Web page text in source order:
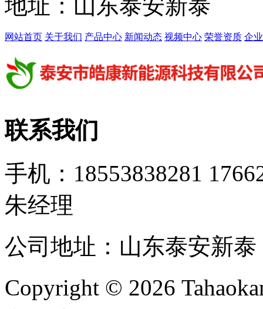
地址：山东泰安新泰
网站首页 关于我们 产品中心 新闻动态 视频中心 荣誉资质 企
联系我们
手机：18553838281
朱经理
公司地址：山东泰安新泰
Copyright © 2026